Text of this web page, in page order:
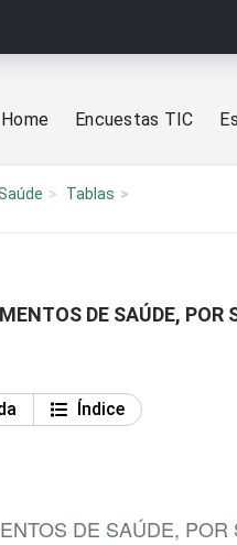
Home Encuestas TIC
Tablas
DE SAÚDE, POR
Índice
DE SAÚDE,